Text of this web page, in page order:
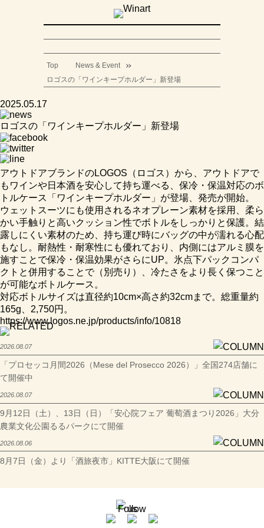
Top
News & Event
ロゴスの「ワインキープホルダー」新登場
2025.05.17
ロゴスの「ワインキープホルダー」新登場
アウトドアブランドのLOGOS（ロゴス）から、アウトドアで
もワインや日本酒を安心して持ち運べる、保冷・保温対応のボ
トルケース「ワインキープホルダー」が登場、発売が開始。
ウェットスーツにも使用されるネオプレーン素材を採用、柔ら
かい手触りと高いクッション性でボトルをしっかりと保護。結
露しにくい素材のため、持ち運び時にバッグの中が濡れる心配
もなし。耐熱性・耐寒性にも優れており、内側にはアルミ膜を
施すことで保冷・保温効果がさらにUP。氷点下パックコンパ
クトと併用することで（別売り）、冷たさをより長く保つこと
が可能なボトルケース。
対応ボトルサイズは直径約10cm×高さ約32cmまで。総重量約
165g、2,750円。
https://www.logos.ne.jp/products/info/10818
2026.08.07
「プロセッコ月間2026（Mese del Prosecco 2026）」全国274店舗に
て開催中
2026.08.07
9月12日（土）、13日（日）「安心院フェア 葡萄酒まつり2026」大分
農業文化公園るるパークにて開催
2026.08.06
8月7日（金）より「酒旅夜市」KITTE大阪にて開催